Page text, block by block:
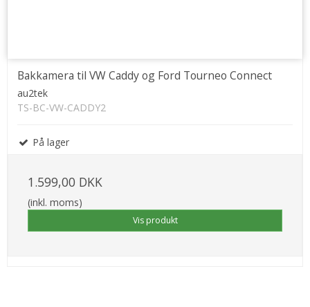
Bakkamera til VW Caddy og Ford Tourneo Connect
au2tek
TS-BC-VW-CADDY2
På lager
1.599,00 DKK
(inkl. moms)
Vis produkt